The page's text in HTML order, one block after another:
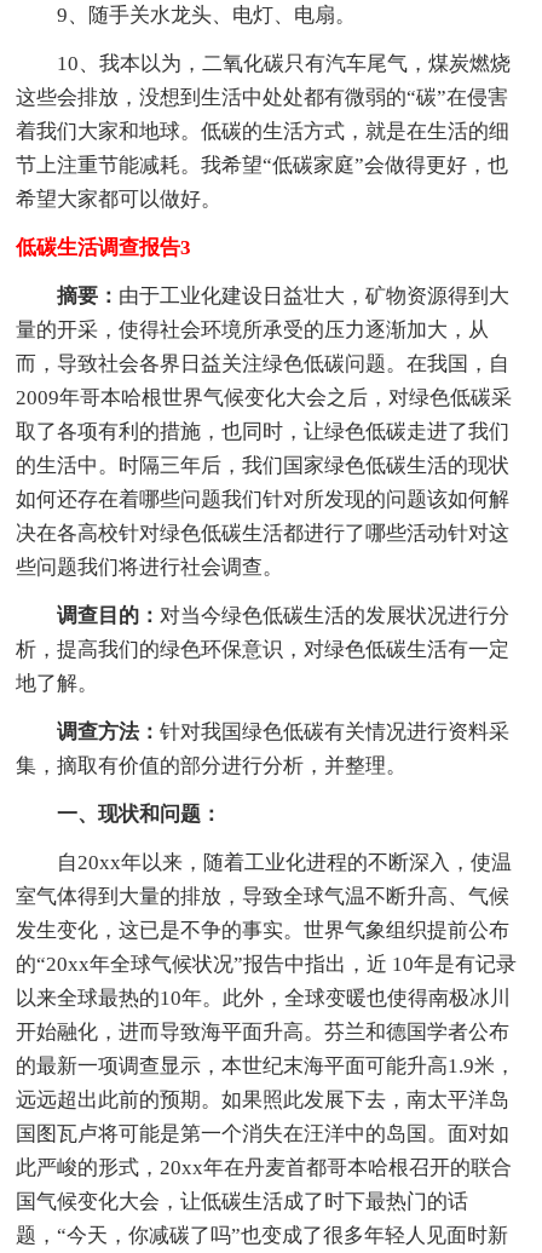
9、随手关水龙头、电灯、电扇。
10、我本以为，二氧化碳只有汽车尾气，煤炭燃烧
这些会排放，没想到生活中处处都有微弱的“碳”在侵害
着我们大家和地球。低碳的生活方式，就是在生活的细
节上注重节能减耗。我希望“低碳家庭”会做得更好，也
希望大家都可以做好。
低碳生活调查报告3
摘要： 由于工业化建设日益壮大，矿物资源得到大
量的开采，使得社会环境所承受的压力逐渐加大，从
而，导致社会各界日益关注绿色低碳问题。在我国，自
2009年哥本哈根世界气候变化大会之后，对绿色低碳采
取了各项有利的措施，也同时，让绿色低碳走进了我们
的生活中。时隔三年后，我们国家绿色低碳生活的现状
如何还存在着哪些问题我们针对所发现的问题该如何解
决在各高校针对绿色低碳生活都进行了哪些活动针对这
些问题我们将进行社会调查。
调查目的：对当今绿色低碳生活的发展状况进行分
析，提高我们的绿色环保意识，对绿色低碳生活有一定
地了解。
调查方法：针对我国绿色低碳有关情况进行资料采
集，摘取有价值的部分进行分析，并整理。
一、现状和问题：
自20xx年以来，随着工业化进程的不断深入，使温
室气体得到大量的排放，导致全球气温不断升高、气候
发生变化，这已是不争的事实。世界气象组织提前公布
的“20xx年全球气候状况”报告中指出，近 10年是有记录
以来全球最热的10年。此外，全球变暖也使得南极冰川
开始融化，进而导致海平面升高。芬兰和德国学者公布
的最新一项调查显示，本世纪末海平面可能升高1.9米，
远远超出此前的预期。如果照此发展下去，南太平洋岛
国图瓦卢将可能是第一个消失在汪洋中的岛国。面对如
此严峻的形式，20xx年在丹麦首都哥本哈根召开的联合
国气候变化大会，让低碳生活成了时下最热门的话
题，“今天，你减碳了吗”也变成了很多年轻人见面时新